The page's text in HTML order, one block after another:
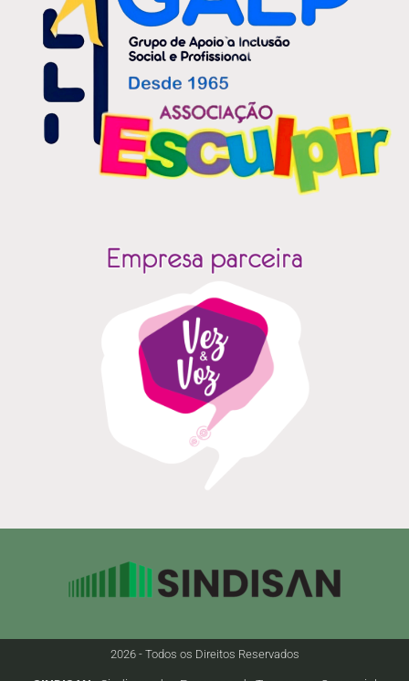
2026 - Todos os Direitos Reservados